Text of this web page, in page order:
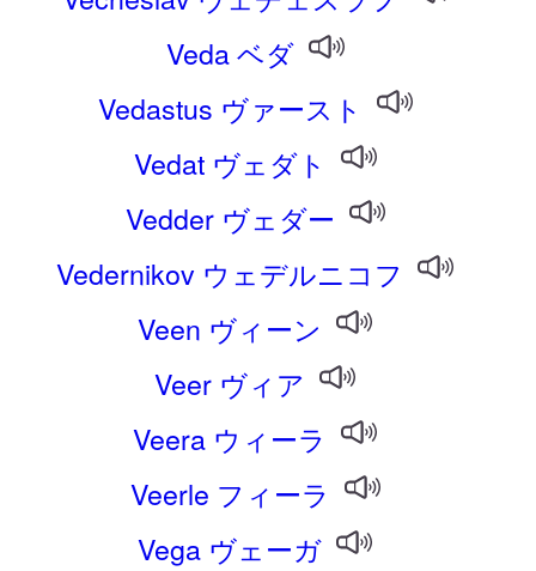
Veda ベダ
Vedastus ヴァースト
Vedat ヴェダト
Vedder ヴェダー
Vedernikov ウェデルニコフ
Veen ヴィーン
Veer ヴィア
Veera ウィーラ
Veerle フィーラ
Vega ヴェーガ